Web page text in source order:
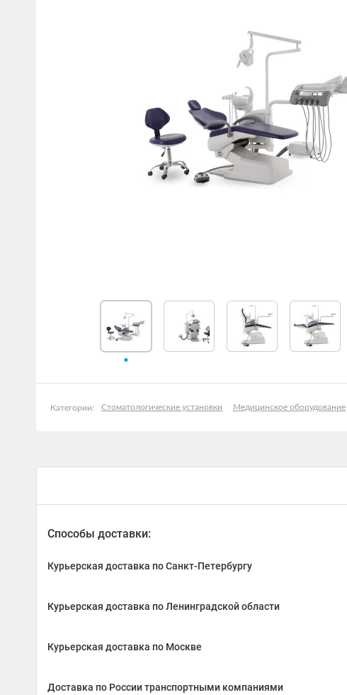
Категории: Стоматологические установки Медицинское оборудование
Способы доставки:
Курьерская доставка по Санкт-Петербургу
Курьерская доставка по Ленинградской области
Курьерская доставка по Москве
Доставка по России транспортными компаниями